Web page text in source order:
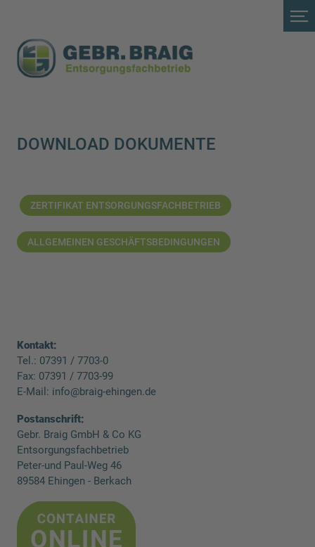
DOWNLOAD DOKUMENTE
ZERTIFIKAT ENTSORGUNGSFACHBETRIEB
ALLGEMEINEN GESCHÄFTSBEDINGUNGEN
Kontakt:
Tel.: 07391 / 7703-0
Fax: 07391 / 7703-99
E-Mail: info@braig-ehingen.de
Postanschrift:
Gebr. Braig GmbH & Co KG
Entsorgungsfachbetrieb
Peter-und Paul-Weg 46
89584 Ehingen - Berkach